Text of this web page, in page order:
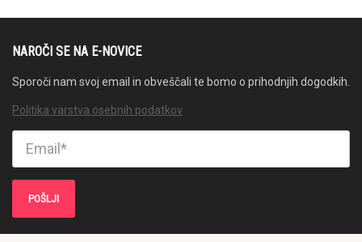
NAROČI SE NA E-NOVICE
Sporoči nam svoj email in obveščali te bomo o prihodnjih dogodkih.
Politika varstva osebnih podatkov